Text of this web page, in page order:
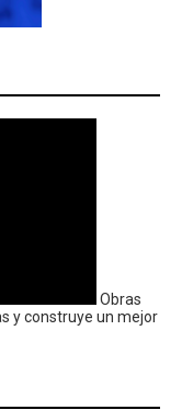
Obras
y construye un mejor